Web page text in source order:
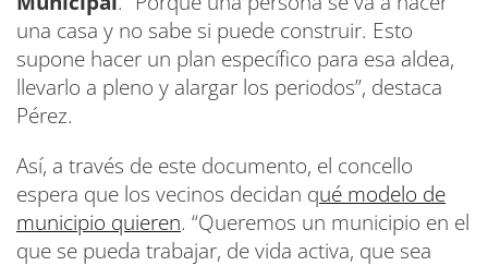
una casa y no sabe si puede construir. Esto
supone hacer un plan específico para esa aldea,
llevarlo a pleno y alargar los periodos”, destaca
Pérez.
Así, a través de este documento, el concello
espera que los vecinos decidan qué modelo de
municipio quieren. “Queremos un municipio en el
que se pueda trabajar, de vida activa, que sea